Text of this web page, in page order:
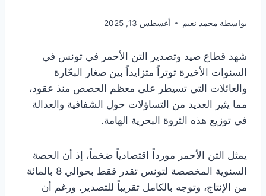
بواسطة محمد نعيم أغسطس 13, 2025
شهد قطاع صيد وتصدير التن الأحمر في تونس في
السنوات الأخيرة توتراً متزايداً بين صغار البحّارة
والعائلات التي تسيطر على معظم الحصص منذ عقود،
مما يثير العديد من التساؤلات حول الشفافية والعدالة
في توزيع هذه الثروة البحرية الهامة.
يمثل التن الأحمر مورداً اقتصادياً ضخماً، إذ أن الحصة
السنوية المخصصة لتونس تقدر فقط بحوالي 8 بالمائة
من الإنتاج، وتوجه بالكامل تقريباً للتصدير. ورغم أن